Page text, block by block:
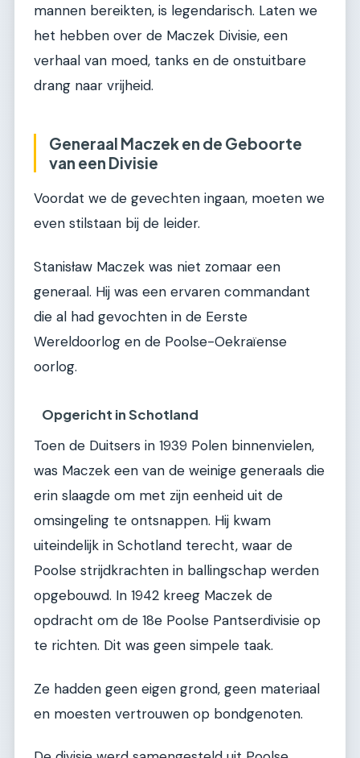
mannen bereikten, is legendarisch. Laten we
het hebben over de Maczek Divisie, een
verhaal van moed, tanks en de onstuitbare
drang naar vrijheid.
Generaal Maczek en de Geboorte
van een Divisie
Voordat we de gevechten ingaan, moeten we
even stilstaan bij de leider.
Stanisław Maczek was niet zomaar een
generaal. Hij was een ervaren commandant
die al had gevochten in de Eerste
Wereldoorlog en de Poolse-Oekraïense
oorlog.
Opgericht in Schotland
Toen de Duitsers in 1939 Polen binnenvielen,
was Maczek een van de weinige generaals die
erin slaagde om met zijn eenheid uit de
omsingeling te ontsnappen. Hij kwam
uiteindelijk in Schotland terecht, waar de
Poolse strijdkrachten in ballingschap werden
opgebouwd. In 1942 kreeg Maczek de
opdracht om de 18e Poolse Pantserdivisie op
te richten. Dit was geen simpele taak.
Ze hadden geen eigen grond, geen materiaal
en moesten vertrouwen op bondgenoten.